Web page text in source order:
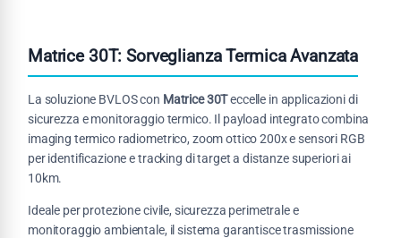
Matrice 30T: Sorveglianza Termica Avanzata
La soluzione BVLOS con Matrice 30Teccelle in applicazioni di
sicurezza e monitoraggio termico. Il payload integrato combina
imaging termico radiometrico, zoom ottico 200x e sensori RGB
per identificazione e tracking di target a distanze superiori ai
10km.
Ideale per protezione civile, sicurezza perimetrale e
monitoraggio ambientale, il sistema garantisce trasmissione